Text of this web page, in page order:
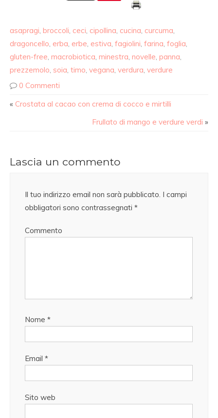
asapragi, broccoli, ceci, cipollina, cucina, curcuma,
dragoncello, erba, erbe, estiva, fagiolini, farina, foglia,
gluten-free, macrobiotica, minestra, novelle, panna,
prezzemolo, soia, timo, vegana, verdura, verdure
0 Commenti
« Crostata al cacao con crema di cocco e mirtilli
Frullato di mango e verdure verdi »
Lascia un commento
Il tuo indirizzo email non sarà pubblicato. I campi
obbligatori sono contrassegnati *
Commento
Nome *
Email *
Sito web